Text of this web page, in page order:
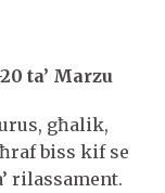
ta’ Marzu
għalik,
biss kif se
rilassament.